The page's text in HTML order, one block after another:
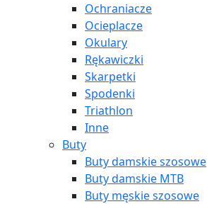
Ochraniacze
Ocieplacze
Okulary
Rękawiczki
Skarpetki
Spodenki
Triathlon
Inne
Buty
Buty damskie szosowe
Buty damskie MTB
Buty męskie szosowe